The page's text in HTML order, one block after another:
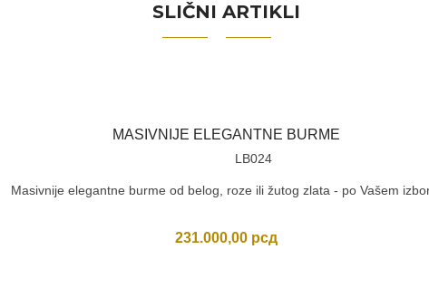
SLIČNI ARTIKLI
MASIVNIJE ELEGANTNE BURME
LB024
Masivnije elegantne burme od belog, roze ili žutog zlata - po Vašem
231.000,00 рсд